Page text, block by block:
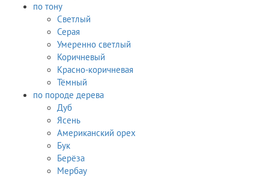
по тону
Светлый
Серая
Умеренно светлый
Коричневый
Красно-коричневая
Тёмный
по породе дерева
Дуб
Ясень
Американский орех
Бук
Берёза
Мербау